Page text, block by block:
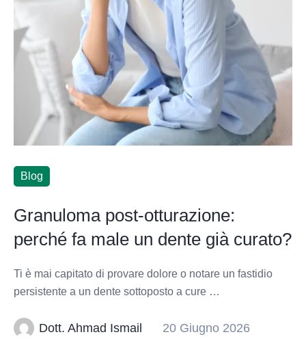
Blog
Granuloma post-otturazione:
perché fa male un dente già curato?
Ti è mai capitato di provare dolore o notare un fastidio
persistente a un dente sottoposto a cure …
Dott. Ahmad Ismail 20 Giugno 2026